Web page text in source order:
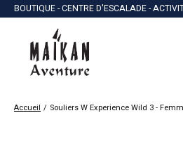
BOUTIQUE - CENTRE D'ESCALADE -
Accueil / Souliers W Experience Wild 3 -